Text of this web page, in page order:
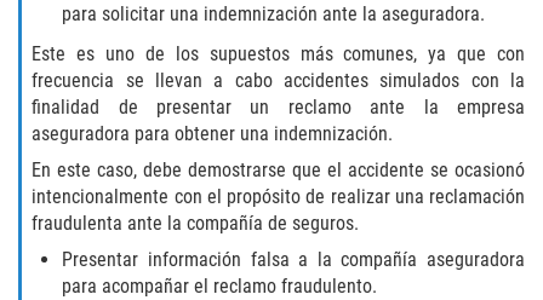
Hurto en Tiendas
Hurto Menor
Recepción de Propiedad Robada
para solicitar una indemnización ante la aseguradora.
Este es uno de los supuestos más comunes, ya que con
frecuencia se llevan a cabo accidentes simulados con la
finalidad de presentar un reclamo ante la empresa
aseguradora para obtener una indemnización.
En este caso, debe demostrarse que el accidente se ocasionó
intencionalmente con el propósito de realizar una reclamación
fraudulenta ante la compañía de seguros.
Presentar información falsa a la compañía aseguradora
para acompañar el reclamo fraudulento.